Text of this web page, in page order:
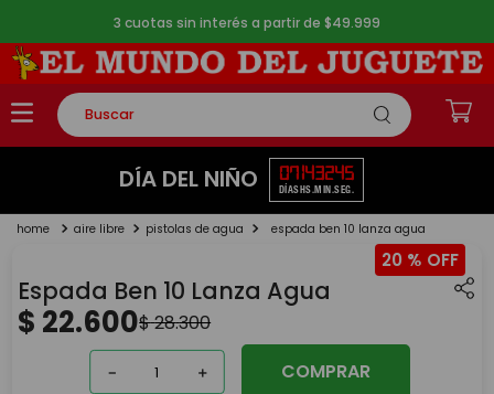
3 cuotas sin interés a partir de $49.999
Buscar
TÉRMINOS MÁS BUSCADOS
2.
lego
4.
monopatin
toy story
DÍA DEL NIÑO 07
DÍAS
14
HS.
32
MIN.
45
SEG.
aire libre pistolas de agua espada ben 10 lanza agua
20 %
Espada Ben 10 Lanza Agua
$ 22.600$28.300
＋
－ COMPRAR